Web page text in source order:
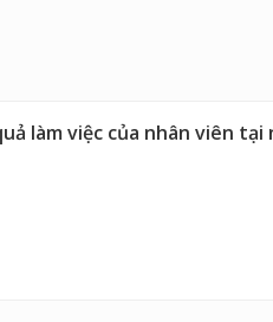
làm việc của nhân viên